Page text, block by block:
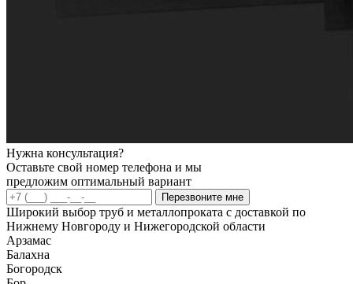
Нужна консультация?
Оставьте свой номер телефона и мы
предложим оптимальный вариант
Перезвоните мне
Широкий выбор труб и металлопроката с доставкой по
Нижнему Новгороду и Нижегородской области
Арзамас
Балахна
Богородск